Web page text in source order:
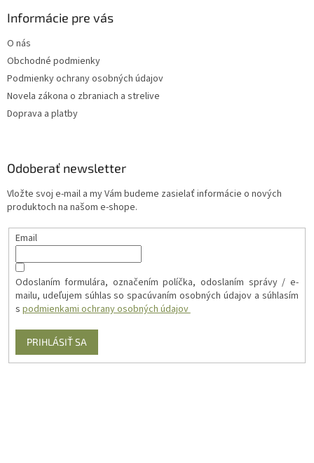
Informácie pre vás
O nás
Obchodné podmienky
Podmienky ochrany osobných údajov
Novela zákona o zbraniach a strelive
Doprava a platby
Odoberať newsletter
Vložte svoj e-mail a my Vám budeme zasielať informácie o nových
produktoch na našom e-shope.
Email
Odoslaním formulára, označením políčka, odoslaním správy / e-
mailu, udeľujem súhlas so spacúvaním osobných údajov a súhlasím
s podmienkami ochrany osobných údajov
PRIHLÁSIŤ SA